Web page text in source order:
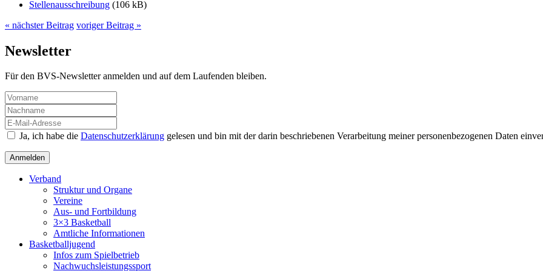
Stellenausschreibung (106 kB)
« nächster Beitrag voriger Beitrag »
Newsletter
Für den BVS-Newsletter anmelden und auf dem Laufenden bleiben.
Ja, ich habe die Datenschutzerklärung gelesen und bin mit der darin beschriebenen Verarbeitung meiner personenbezogenen Daten
Verband
Struktur und Organe
Vereine
Aus- und Fortbildung
3×3 Basketball
Amtliche Informationen
Basketballjugend
Infos zum Spielbetrieb
Nachwuchsleistungssport